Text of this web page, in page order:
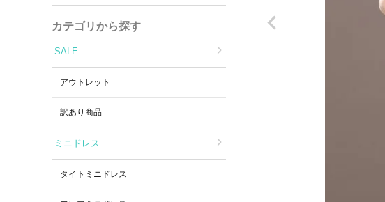
カテゴリから探す
SALE
アウトレット
訳あり商品
ミニドレス
タイトミニドレス